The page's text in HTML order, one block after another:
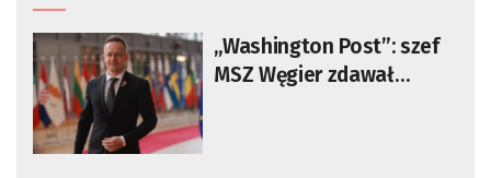
„Washington Post”: szef
MSZ Węgier zdawał